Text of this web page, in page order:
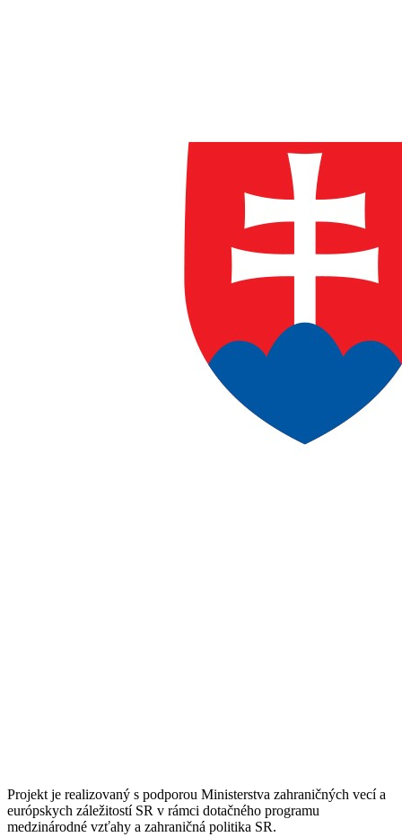
Projekt je realizovaný s podporou Ministerstva zahraničných vecí a
európskych záležitostí SR v rámci dotačného programu
medzinárodné vzťahy a zahraničná politika SR.